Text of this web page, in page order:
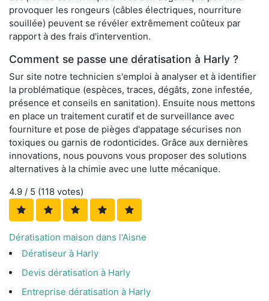
provoquer les rongeurs (câbles électriques, nourriture
souillée) peuvent se révéler extrêmement coûteux par
rapport à des frais d'intervention.
Comment se passe une dératisation à Harly ?
Sur site notre technicien s'emploi à analyser et à identifier
la problématique (espèces, traces, dégâts, zone infestée,
présence et conseils en sanitation). Ensuite nous mettons
en place un traitement curatif et de surveillance avec
fourniture et pose de pièges d'appatage sécurises non
toxiques ou garnis de rodonticides. Grâce aux dernières
innovations, nous pouvons vous proposer des solutions
alternatives à la chimie avec une lutte mécanique.
4.9 / 5 (118 votes)
Dératisation maison dans l'Aisne
Dératiseur à Harly
Devis dératisation à Harly
Entreprise dératisation à Harly